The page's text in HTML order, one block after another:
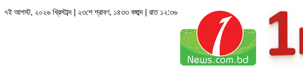
৭ই আগস্ট, ২০২৬ খ্রিস্টাব্দ | ২৩শে শ্রাবণ, ১৪৩৩ বঙ্গাব্দ | রাত ১২:৩৬